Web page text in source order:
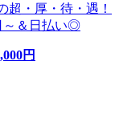
超・厚・待・遇！
～＆日払い◎
円